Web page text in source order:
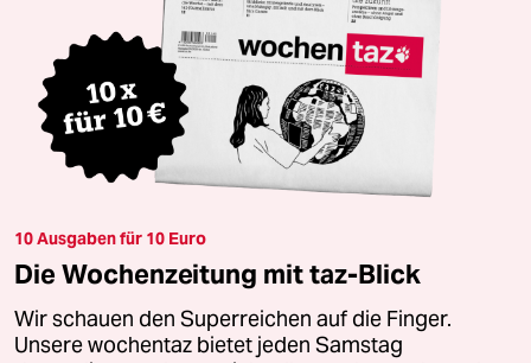
10 Ausgaben für 10 Euro
Die Wochenzeitung mit taz-Blick
Wir schauen den Superreichen auf die Finger.
Unsere wochentaz bietet jeden Samstag